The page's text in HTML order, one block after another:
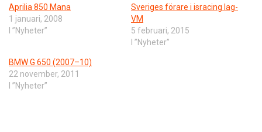
Aprilia 850 Mana
1 januari, 2008
I ”Nyheter”
Sveriges förare i isracing lag-
VM
5 februari, 2015
I ”Nyheter”
BMW G 650 (2007–10)
22 november, 2011
I ”Nyheter”